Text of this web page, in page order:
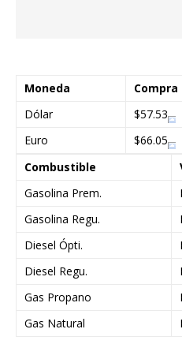
Moneda Compra
Dólar
$57.53
Euro
$66.05
Combustible
Gasolina Prem.
Gasolina Regu.
Diesel Ópti.
Diesel Regu.
Gas Propano
Gas Natural